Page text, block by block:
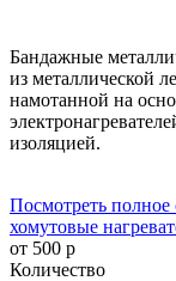
Бандажные
из металлической
намотанной на
изоляцией.
Посмотреть полное
хомутовые
от 500 р
Количество